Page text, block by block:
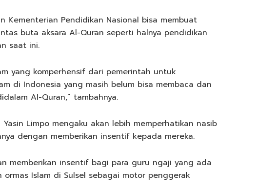
Kementerian Pendidikan Nasional bisa membuat
buta aksara Al-Quran seperti halnya pendidikan
saat ini.
yang komperhensif dari pemerintah untuk
di Indonesia yang masih belum bisa membaca dan
Al-Quran,” tambahnya.
Limpo mengaku akan lebih memperhatikan nasib
dengan memberikan insentif kepada mereka.
memberikan insentif bagi para guru ngaji yang ada
ormas Islam di Sulsel sebagai motor penggerak